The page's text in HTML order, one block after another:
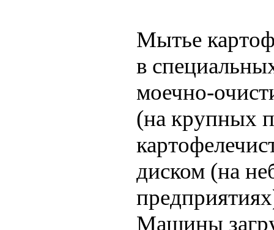
Мытье
в
моечно-
(на крупных
диском (на
Машины